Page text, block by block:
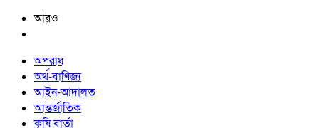
আরও
অপরাধ
অর্থ-বাণিজ্য
আইন-আদালত
আন্তর্জাতিক
কৃষি বার্তা